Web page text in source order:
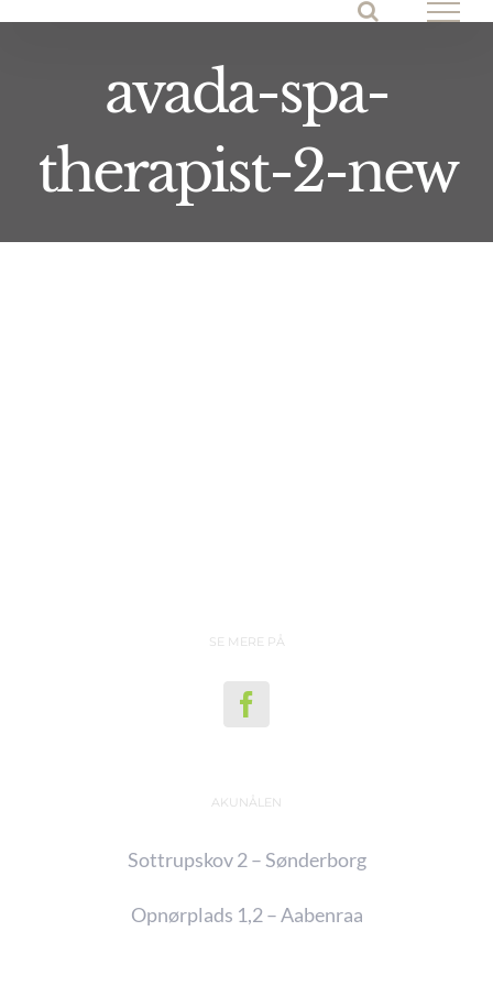
Skip
avada-spa-
therapist-2-new
SE MERE PÅ
AKUNÅLEN
Sottrupskov 2 – Sønderborg
Opnørplads 1,2 – Aabenraa